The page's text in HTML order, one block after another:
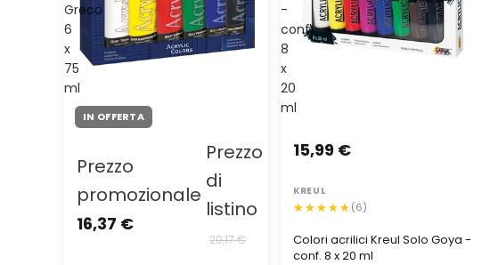
Greco
6
x
75
ml
IN OFFERTA
Prezzo
promozionale
16,37 €
Prezzo
di
listino
20,17 €
-
conf.
8
x
20
ml
Colori acrilici Kreul Solo Goya -
conf. 8 x 20 ml
15,99 €
KREUL
(6)